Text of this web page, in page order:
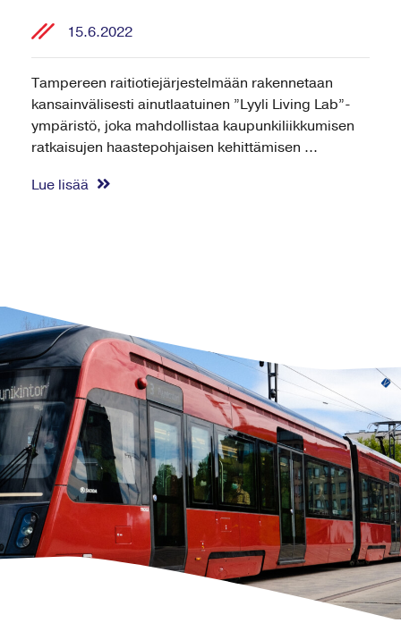
15.6.2022
Tampereen raitiotiejärjestelmään rakennetaan
kansainvälisesti ainutlaatuinen ”Lyyli Living Lab”-
ympäristö, joka mahdollistaa kaupunkiliikkumisen
ratkaisujen haastepohjaisen kehittämisen ...
Lue lisää